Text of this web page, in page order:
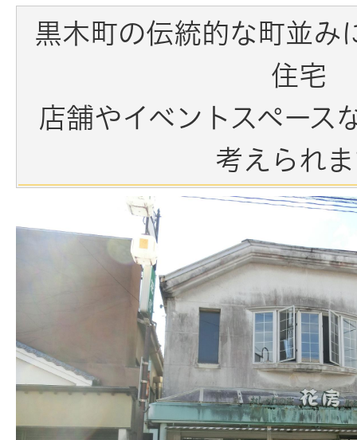
黒木町の伝統的な町並み
住宅
店舗やイベントスペース
考えられ